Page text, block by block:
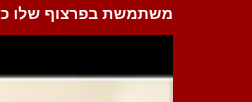
משתמשת בפרצוף שלו